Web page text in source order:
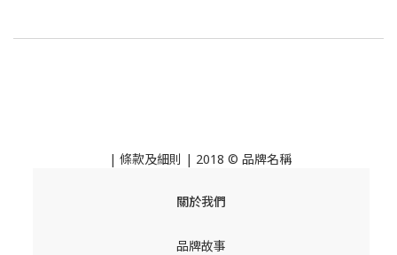
| 條款及細則 | 2018 © 品牌名稱
關於我們
品牌故事